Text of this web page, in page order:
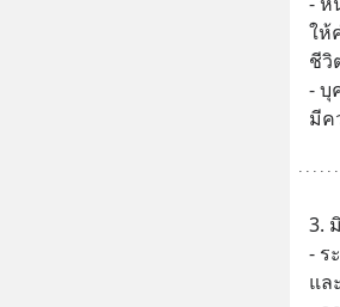
ให้
ชีวิ
- บุ
มีค
3.
- ร
แล